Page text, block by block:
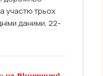
участю трьох
даними, 22-